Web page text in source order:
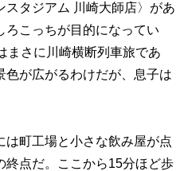
タジアム 川崎大師店〉があ
ろこっちが目的になってい
まさに川崎横断列車旅であ
色が広がるわけだが、息子は
町工場と小さな飲み屋が点
終点だ。ここから15分ほど歩